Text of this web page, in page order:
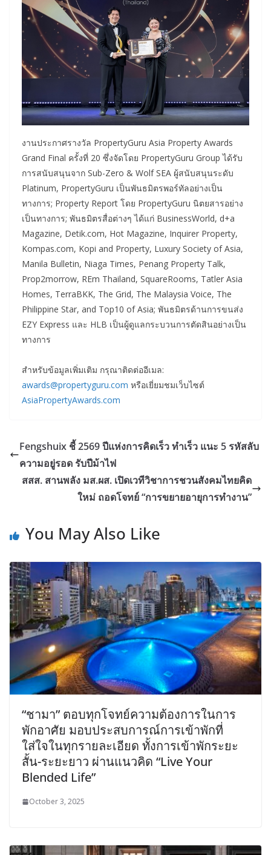
งานประกาศรางวัล PropertyGuru Asia Property Awards
Grand Final ครั้งที่ 20 ซึ่งจัดโดย PropertyGuru Group ได้รับ
การสนับสนุนจาก Sub-Zero & Wolf SEA ผู้สนับสนุนระดับ
Platinum, PropertyGuru เป็นพันธมิตรพอร์ทัลอย่างเป็น
ทางการ; Property Report โดย PropertyGuru นิตยสารอย่าง
เป็นทางการ; พันธมิตรสื่อต่างๆ ได้แก่ BusinessWorld, d+a
Magazine, Detik.com, Hot Magazine, Inquirer Property,
Kompas.com, Kopi and Property, Luxury Society of Asia,
Manila Bulletin, Niaga Times, Penang Property Talk,
Prop2morrow, REm Thailand, SquareRooms, Tatler Asia
Homes, TerraBKK, The Grid, The Malaysia Voice, The
Philippine Star, and Top10 of Asia; พันธมิตรด้านการขนส่ง
EZY Express และ HLB เป็นผู้ดูแลกระบวนการตัดสินอย่างเป็น
ทางการ
สำหรับข้อมูลเพิ่มเติม กรุณาติดต่ออีเมล:
awards@propertyguru.com หรือเยี่ยมชมเว็บไซต์
AsiaPropertyAwards.com
Fengshuix ชี้ 2569 ปีแห่งการคิดเร็ว ทำเร็ว แนะ 5 รหัสลับ
ความอยู่รอด รับปีม้าไฟ
สสส. สานพลัง มส.ผส. เปิดเวทีวิชาการชวนสังคมไทยคิด
ใหม่ ถอดโจทย์ “การขยายอายุการทำงาน”
You May Also Like
“ชามา” ตอบทุกโจทย์ความต้องการในการ
พักอาศัย มอบประสบการณ์การเข้าพักที่
ใส่ใจในทุกรายละเอียด ทั้งการเข้าพักระยะ
สั้น-ระยะยาว ผ่านแนวคิด “Live Your
Blended Life”
October 3, 2025